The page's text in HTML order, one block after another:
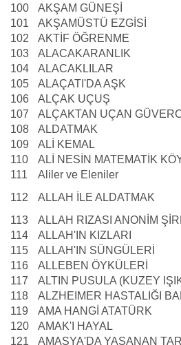
100
AKŞAM GÜNEŞİ
101
AKŞAMÜSTÜ EZGİSİ
102
AKTİF ÖĞRENME
103
ALACAKARANLIK
104
ALACAKLILAR
105
ALAÇATI'DA AŞK
106
ALÇAK UÇUŞ
107
ALÇAKTAN UÇAN
108
ALDATMAK
109
ALİ KEMAL
110
ALİ NESİN MATEMATİK
111
Aliler ve Eleniler
112
ALLAH İLE ALDATMAK
113
ALLAH RIZASI ANONİM
114
ALLAH'IN KIZLARI
115
ALLAH'IN SÜNGÜLERİ
116
ALLEBEN ÖYKÜLERİ
117
ALTIN PUSULA (KUZEY
118
ALZHEIMER HASTALIĞI
119
AMA HANGİ ATATÜRK
120
AMAK'I HAYAL
121
AMASYA'DA YAŞANAN